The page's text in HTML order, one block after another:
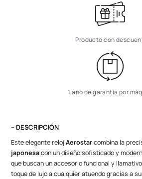
Producto con
1 año de garantía por
– DESCRIPCIÓN
Este elegante relojAerostarcombina la
japonesacon un diseño sofisticado y
que buscan un accesorio funcional y
toque de lujo a cualquier atuendo gracias a